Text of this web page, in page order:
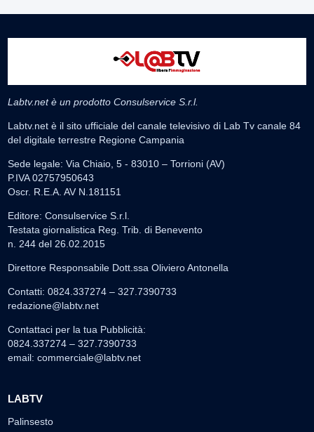
Labtv.net è un prodotto Consulservice S.r.l.
Labtv.net è il sito ufficiale del canale televisivo di Lab Tv canale 84
del digitale terrestre Regione Campania
Sede legale: Via Chiaio, 5 - 83010 – Torrioni (AV)
P.IVA 02757950643
Oscr. R.E.A. AV N.181151
Editore: Consulservice S.r.l.
Testata giornalistica Reg. Trib. di Benevento
n. 244 del 26.02.2015
Direttore Responsabile Dott.ssa Oliviero Antonella
Contatti: 0824.337274 – 327.7390733
redazione@labtv.net
Contattaci per la tua Pubblicità:
0824.337274 – 327.7390733
email: commerciale@labtv.net
LABTV
Palinsesto